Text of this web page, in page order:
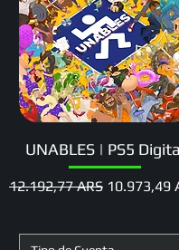
UNABLES | PS5
Precio
12.192,77 ARS Precio de
10.973,49